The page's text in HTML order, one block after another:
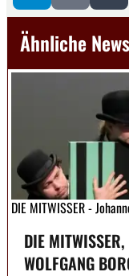
Ähnliche News
DIE MITWISSER -
DIE
WOLFGANG